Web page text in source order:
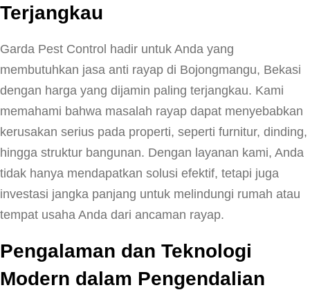
Terjangkau
Garda Pest Control hadir untuk Anda yang
membutuhkan jasa anti rayap di Bojongmangu, Bekasi
dengan harga yang dijamin paling terjangkau. Kami
memahami bahwa masalah rayap dapat menyebabkan
kerusakan serius pada properti, seperti furnitur, dinding,
hingga struktur bangunan. Dengan layanan kami, Anda
tidak hanya mendapatkan solusi efektif, tetapi juga
investasi jangka panjang untuk melindungi rumah atau
tempat usaha Anda dari ancaman rayap.
Pengalaman dan Teknologi
Modern dalam Pengendalian